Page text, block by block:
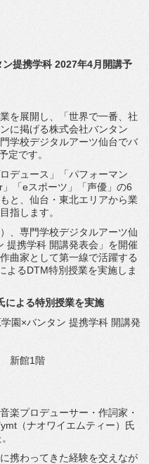
提携学科 2027年4月開講予
を展開し、「世界で一番、 社
に掲げる株式会社バンタン
学校デジタルアーツ仙台でバ
定です。
デュース」「パフォーマン
「eスポーツ」「声優」の6
と、仙台・ 東北エリアから業
指します。
、 専門学校デジタルアーツ仙
提携学科 開講発表会」を開催
作曲家として第一線で活躍する
よるDTM特別授業を実施しま
による特別授業を実施
園×バンタン 提携学科 開講発
新館1階
楽プロデューサー・作詞家・
（ナオワイエムティー）氏
携わってきた経験を交えなが